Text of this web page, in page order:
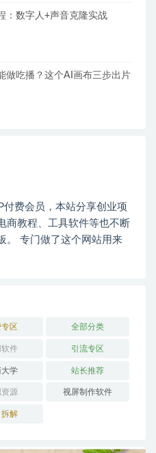
：数字人+声音克隆实战
做吃播？这个AI画布三步出片
费会员，本站分享创业项
商教程、工具软件等也不断
。 专门做了这个网站用来
区 全部分类
软件 引流专区
大学 站长推荐
资源 视屏制作软件
拆解